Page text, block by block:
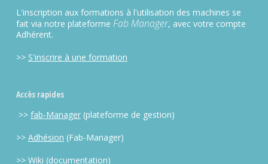
L'inscription aux formations à l'utilisation des machines se
fait via notre plateforme Fab Manager, avec votre compte
Adhérent.
>> S'inscrire à une formation
Accès rapides
>> fab-Manager(plateforme de gestion)
>> Adhésion (Fab-Manager)
>> Wiki (documentation)